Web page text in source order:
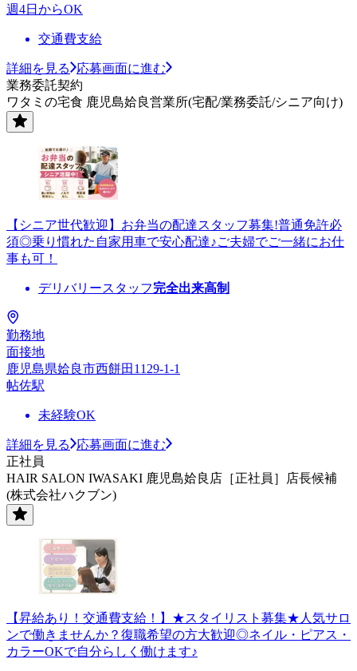
週4日からOK
交通費支給
詳細を見る
応募画面に進む
業務委託契約
ワタミの宅食 鹿児島姶良営業所(宅配/業務委託/シニア向け)
【シニア世代歓迎】お弁当の配達スタッフ募集!普通免許必
須◎乗り慣れた自家用車で安心配達♪ご夫婦でご一緒にお仕
事も可！
デリバリースタッフ完全出来高制
勤務地
面接地
鹿児島県姶良市西餅田1129-1-1
帖佐駅
未経験OK
詳細を見る
応募画面に進む
正社員
HAIR SALON IWASAKI 鹿児島姶良店［正社員］店長候補
(株式会社ハクブン)
【昇給あり！交通費支給！】★スタイリスト募集★人気サロ
ンで働きませんか？復職希望の方大歓迎◎ネイル・ピアス・
カラーOKで自分らしく働けます♪